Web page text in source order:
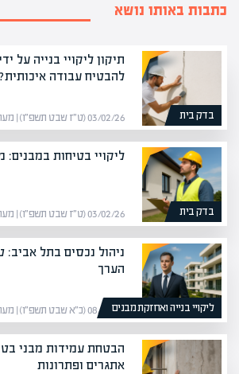
כתבות באותו נושא
בדק בית
תיקון ליקויי בנייה על
להבטיח עבודה איכותית?
03/02/26 (ט״ז שבט תשפ״ו) | מערכת אפיק
בדק בית
ליקויי בטיחות במבנים:
03/02/26 (ט״ז שבט תשפ״ו) | מערכת אפיק
ליקויי בנייה ואחזקת מבנים
ניהול נכסים בתל אביב:
הערך
08/02/26 (כ״א שבט תשפ״ו) | מערכת אפיק
הבטחת עמידות מבני
אתגרים ופתרונות